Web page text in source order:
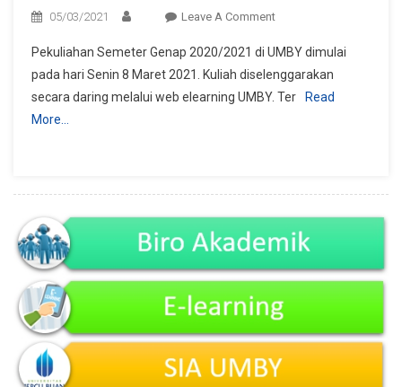
05/03/2021 Leave A CommentOn
UMBY
Semeter
Genap
Pekuliahan Semeter Genap 2020/2021 di UMBY dimulai
pada hari Senin 8 Maret 2021. Kuliah diselenggarakan
secara daring melalui web elearning UMBY. Ter
Read
More…